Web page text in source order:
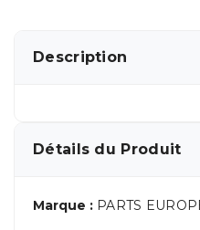
Description
Détails du Produit
Marque : PARTS